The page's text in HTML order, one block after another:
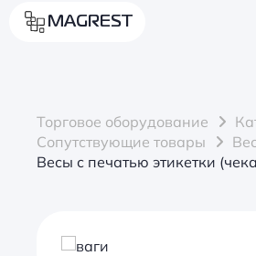
MAGREST
Торговое оборудование
Сопутствующие товары
Весы с печатью этикетки